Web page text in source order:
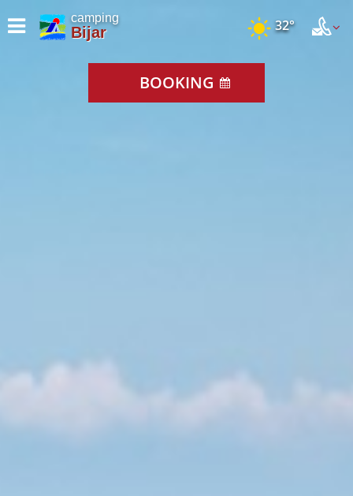
camping
Bijar 32°
BOOKING